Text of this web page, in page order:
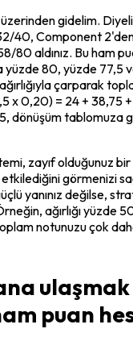
gidelim.
40, Component
80 aldınız. Bu ham
yüzde 80, yüzde 77,5
çarparak
x 0,20) = 24 + 38,75 +
dönüşüm tablomuza
zayıf olduğunuz bir
görmenizi
yanınız değilse,
ağırlığı yüzde
notunuzu çok
puan